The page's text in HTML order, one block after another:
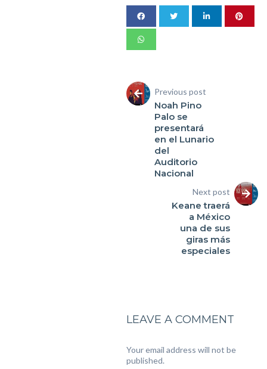
Previous post
Noah Pino
Palo se
presentará
en el Lunario
del
Auditorio
Nacional
Next post
Keane traerá
a México
una de sus
giras más
especiales
LEAVE A COMMENT
Your email address will not be
published.